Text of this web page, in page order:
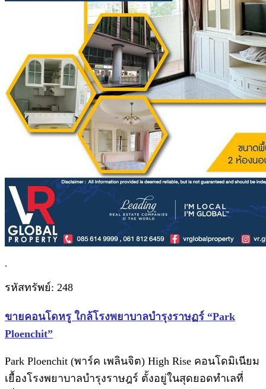
.
รหัสทรัพย์: 248
ขายคอนโดหรู ใกล้โรงพยาบาลบำรุงราษฏร์ “Park
Ploenchit”
Park Ploenchit (พาร์ค เพลินจิต) High Rise คอนโดมิเนียม
เยื้องโรงพยาบาลบำรุงราษฎร์ ตั้งอยู่ในสุดยอดทำเลที่